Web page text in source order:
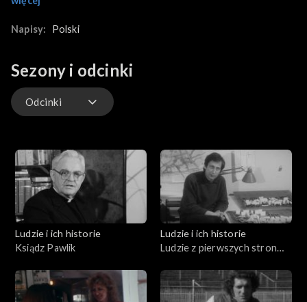
trudno znaleźć kogoś, kto nie miałby choć jednego kolejarza w
Napisy: Polski
Sezony i odcinki
Odcinki
Ludzie i ich historie
Ksiądz Pawlik
Ludzie i ich historie
Ludzie z pierwszych stron